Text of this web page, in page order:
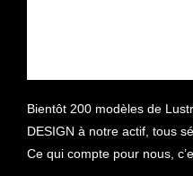
Bientôt 200 modèles de
DESIGN à notre actif, tous
Ce qui compte pour nous,